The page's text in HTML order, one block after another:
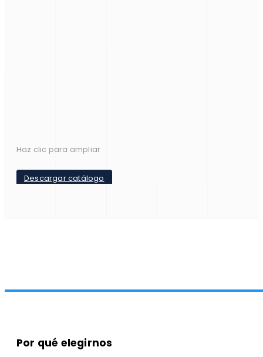
Haz clic para ampliar
Descargar catálogo
Por qué elegirnos